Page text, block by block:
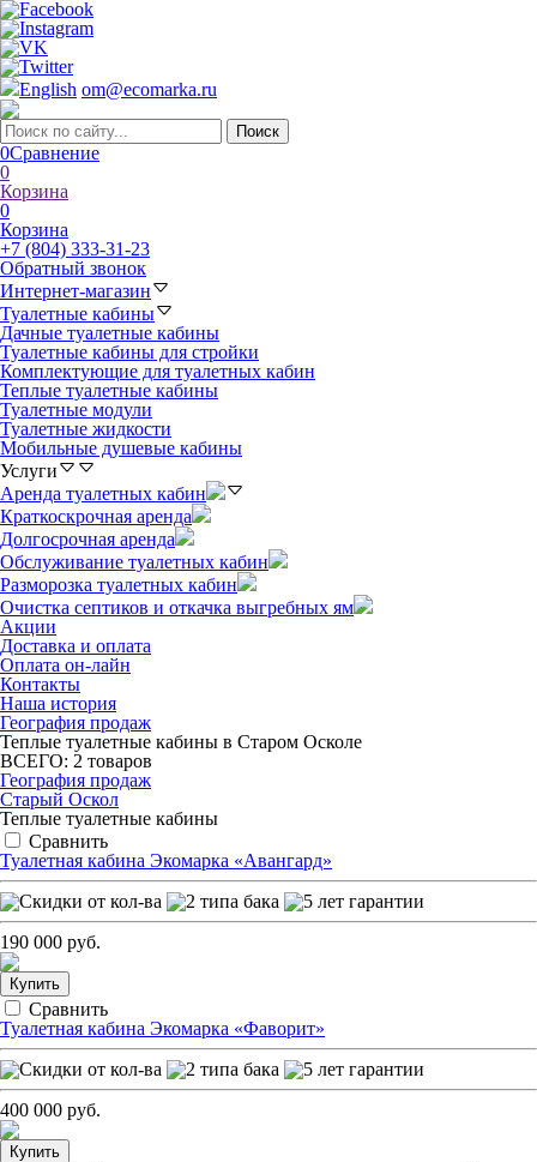
English om@ecomarka.ru
0Сравнение
0
Корзина
0
Корзина
+7 (804) 333-31-23
Обратный звонок
Интернет-магазин
Туалетные кабины
Дачные туалетные кабины
Туалетные кабины для стройки
Комплектующие для туалетных кабин
Теплые туалетные кабины
Туалетные модули
Туалетные жидкости
Мобильные душевые кабины
Услуги
Аренда туалетных кабин
Краткоскрочная аренда
Долгосрочная аренда
Обслуживание туалетных кабин
Разморозка туалетных кабин
Очистка септиков и откачка выгребных ям
Акции
Доставка и оплата
Оплата он-лайн
Контакты
Наша история
География продаж
Теплые туалетные кабины в Старом Осколе
ВСЕГО: 2 товаров
География продаж
Старый Оскол
Теплые туалетные кабины
Сравнить
Туалетная кабина Экомарка «Авангард»
190 000 руб.
Купить
Сравнить
Туалетная кабина Экомарка «Фаворит»
400 000 руб.
Купить